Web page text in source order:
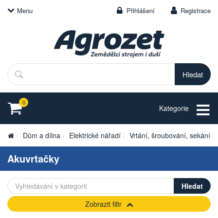
Menu Přihlášení Registrace
Hledat
0
Kategorie
Dům a dílna Elektrické nářadí Vrtání, šroubování, sekání
Akuvrtačky
Zobrazit filtr